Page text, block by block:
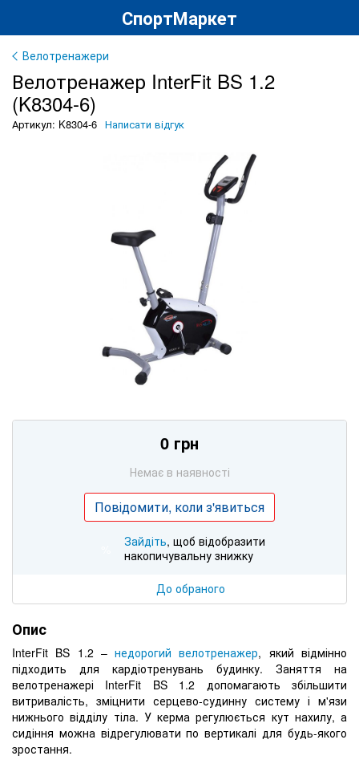
СпортМаркет
Велотренажери
Велотренажер InterFit BS 1.2
(K8304-6)
Артикул: K8304-6 Написати відгук
0 грн
Немає в наявності
Повідомити, коли з'явиться
Зайдіть, щоб відобразити
накопичувальну знижку
До обраного
Опис
InterFit BS 1.2 –недорогий велотренажер, який відмінно
підходить для кардіотренувань будинку. Заняття на
велотренажері InterFit BS 1.2 допомагають збільшити
витривалість, зміцнити серцево-судинну систему і м'язи
нижнього відділу тіла. У керма регулюється кут нахилу, а
сидіння можна відрегулювати по вертикалі для будь-якого
зростання.